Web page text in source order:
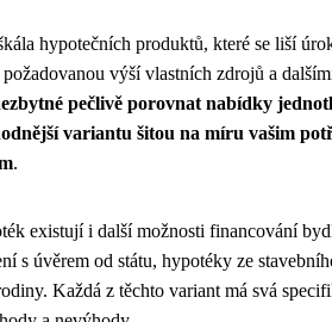
hypotečních produktů, které se liší
výší vlastních zdrojů a
pečlivě porovnat nabídky
variantu šitou na míru vašim
.
existují i další možnosti financování
s úvěrem od státu, hypotéky ze
Každá z těchto variant má svá